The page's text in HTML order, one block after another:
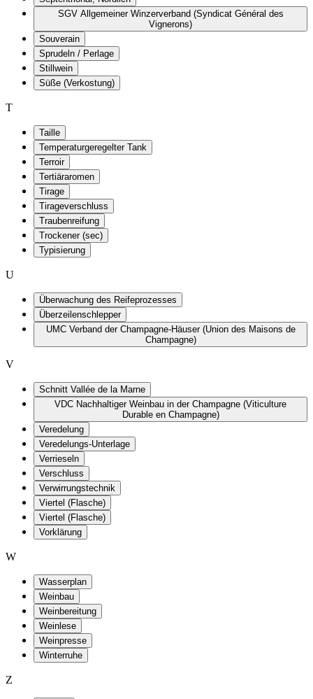
SGV Allgemeiner Winzerverband (Syndicat Général des
Vignerons)
Souverain
Sprudeln / Perlage
Stillwein
Süße (Verkostung)
T
Taille
Temperaturgeregelter Tank
Terroir
Tertiäraromen
Tirage
Tirageverschluss
Traubenreifung
Trockener (sec)
Typisierung
U
Überwachung des Reifeprozesses
Überzeilenschlepper
UMC Verband der Champagne-Häuser (Union des Maisons de
Champagne)
V
Schnitt Vallée de la Marne
VDC Nachhaltiger Weinbau in der Champagne (Viticulture
Durable en Champagne)
Veredelung
Veredelungs-Unterlage
Verrieseln
Verschluss
Verwirrungstechnik
Viertel (Flasche)
Viertel (Flasche)
Vorklärung
W
Wasserplan
Weinbau
Weinbereitung
Weinlese
Weinpresse
Winterruhe
Z